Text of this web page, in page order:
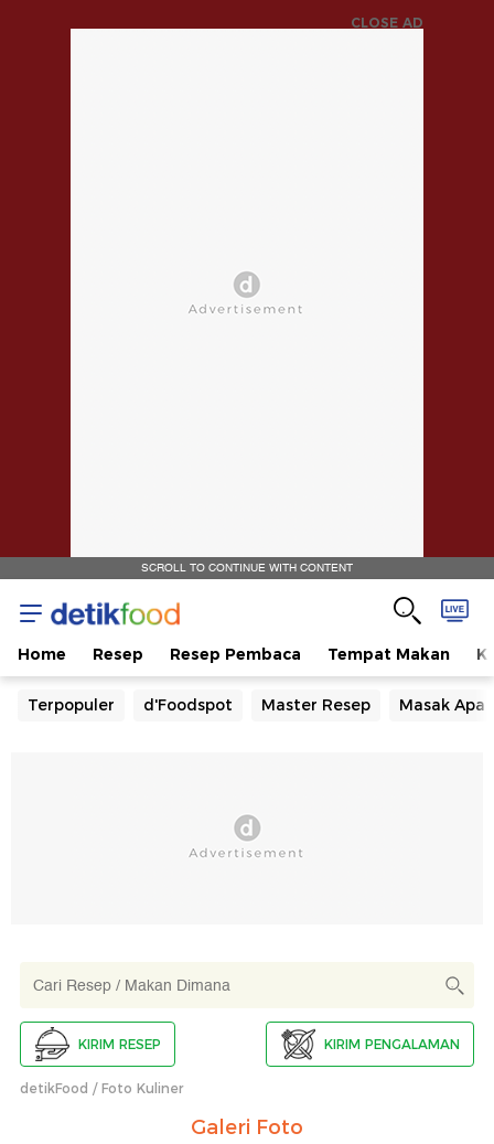
CLOSE AD
SCROLL TO CONTINUE WITH CONTENT
Home Resep Resep Pembaca Tempat Makan
Terpopuler d'Foodspot Master Resep Masak Apa
KIRIM RESEP KIRIM PENGALAMAN
detikFood Foto Kuliner
Galeri Foto